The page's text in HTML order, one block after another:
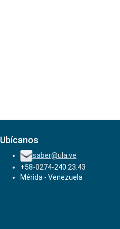
Ubícanos
saber@ula.ve
+58-0274-240.23.43
Mérida - Venezuela